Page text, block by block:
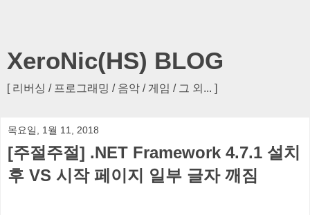
XeroNic(HS) BLOG
[ 리버싱 / 프로그래밍 / 음악 / 게임 / 그 외... ]
목요일, 1월 11, 2018
[주절주절] .NET Framework 4.7.1 설치
후 VS 시작 페이지 일부 글자 깨짐